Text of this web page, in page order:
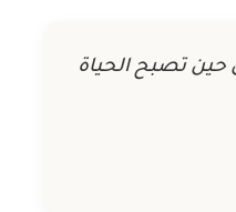
حين تصبح الحياة